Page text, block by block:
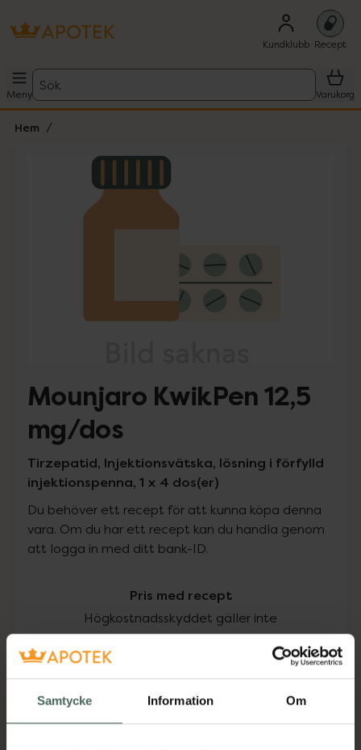
Samtycke Information Om
Kundklubb Recept
Meny
Sök
Varukorg
Hem
Lista: . Innehåller 1 objekt.
Mounjaro KwikPen 12,5
mg/dos
Tirzepatid, Injektionsvätska, lösning i förfylld
injektionspenna, 1 x 4 dos(er)
Du behöver ett recept för att kunna köpa denna
vara. Om du har ett recept kan du handla genom
att logga in med ditt bank-ID.
Pris med recept
Högkostnadsskyddet gäller inte
I apotek: 4819 kr